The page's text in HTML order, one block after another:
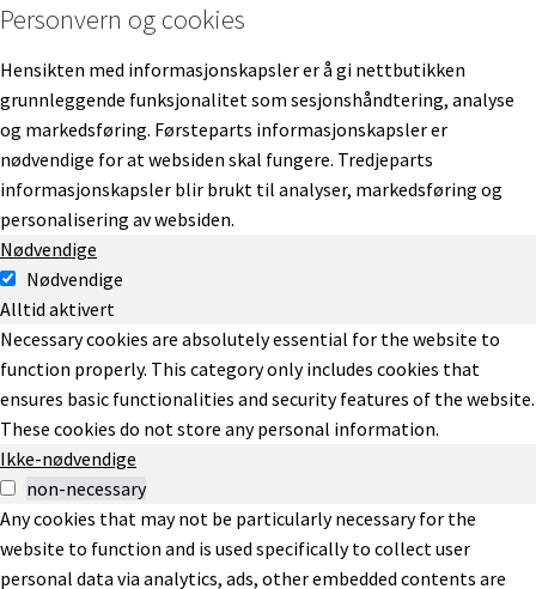
Personvern og cookies
Hensikten med informasjonskapsler er å gi nettbutikken
grunnleggende funksjonalitet som sesjonshåndtering, analyse
og markedsføring. Førsteparts informasjonskapsler er
nødvendige for at websiden skal fungere. Tredjeparts
informasjonskapsler blir brukt til analyser, markedsføring og
personalisering av websiden.
Nødvendige
Nødvendige
Alltid aktivert
Necessary cookies are absolutely essential for the website to
function properly. This category only includes cookies that
ensures basic functionalities and security features of the website.
These cookies do not store any personal information.
Ikke-nødvendige
non-necessary
Any cookies that may not be particularly necessary for the
website to function and is used specifically to collect user
personal data via analytics, ads, other embedded contents are